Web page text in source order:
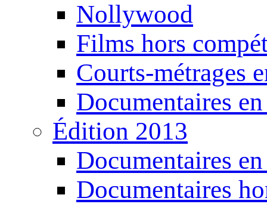
Nollywood
Films hors
Courts-métrages
Documentaires
Édition 2013
Documentaires
Documentaires